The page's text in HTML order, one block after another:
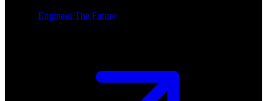
Engineer The Future